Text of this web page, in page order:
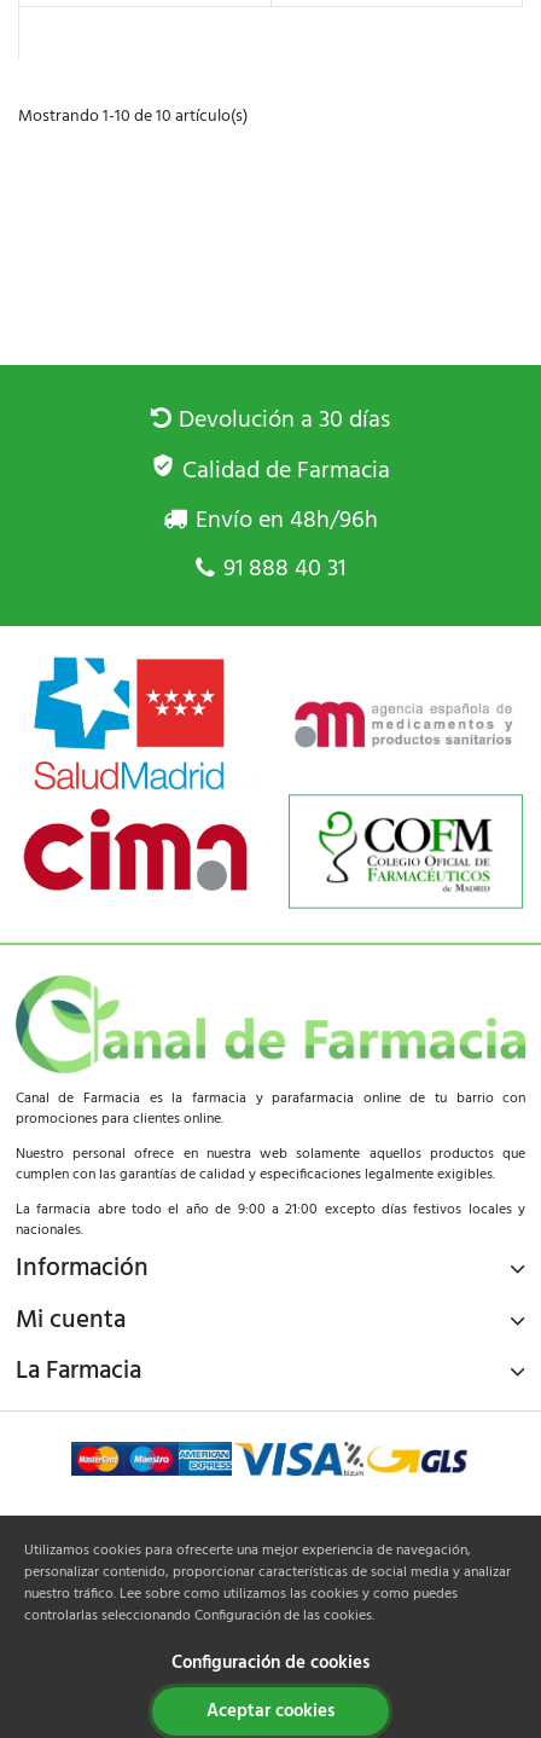
Mostrando 1-10 de 10 artículo(s)
Devolución a 30 días
Calidad de Farmacia
Envío en 48h/96h
91 888 40 31
Canal de Farmacia es la farmacia y parafarmacia online de tu barrio con
promociones para clientes online.
Nuestro personal ofrece en nuestra web solamente aquellos productos que
cumplen con las garantías de calidad y especificaciones legalmente exigibles.
La farmacia abre todo el año de 9:00 a 21:00 excepto días festivos locales y
nacionales.
Información
Mi cuenta
La Farmacia
Todos los derechos reservados © 2025 Canal de Farmacia - Aviso legal
privacidad|Política de cookies
Utilizamos cookies para ofrecerte una mejor experiencia de navegación,
personalizar contenido, proporcionar características de social media y analizar
nuestro tráfico. Lee sobre como utilizamos las cookies y como puedes
controlarlas seleccionando Configuración de las cookies.
Configuración de cookies
Aceptar cookies